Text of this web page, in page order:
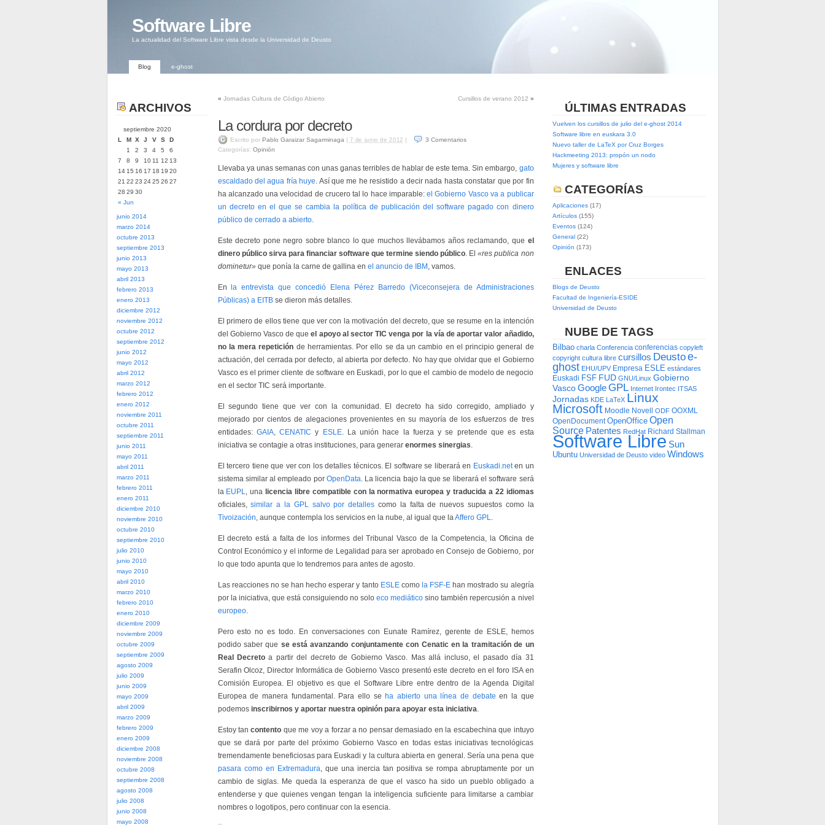
Software Libre
La actualidad del Software Libre vista desde la Universidad de Deusto
Blog e-ghost
ARCHIVOS
septiembre 2020
L
M X J V S D
« Jun
1 2 3 4 5
6
7
8 9 10 11 12 13
14 15 16 17 18 19 20
21 22 23 24 25 26 27
28 29 30
junio 2014
marzo 2014
octubre 2013
septiembre 2013
junio 2013
mayo 2013
abril 2013
febrero 2013
enero 2013
diciembre 2012
noviembre 2012
octubre 2012
septiembre 2012
junio 2012
mayo 2012
abril 2012
marzo 2012
febrero 2012
enero 2012
noviembre 2011
octubre 2011
septiembre 2011
junio 2011
mayo 2011
abril 2011
marzo 2011
febrero 2011
enero 2011
diciembre 2010
noviembre 2010
octubre 2010
septiembre 2010
julio 2010
junio 2010
mayo 2010
abril 2010
marzo 2010
febrero 2010
enero 2010
diciembre 2009
noviembre 2009
octubre 2009
septiembre 2009
agosto 2009
julio 2009
junio 2009
mayo 2009
abril 2009
marzo 2009
febrero 2009
enero 2009
diciembre 2008
noviembre 2008
octubre 2008
septiembre 2008
agosto 2008
julio 2008
junio 2008
mayo 2008
« Jornadas Cultura de Código Abierto Cursillos de verano 2012 »
La cordura por decreto
Escrito por Pablo Garaizar Sagarminaga | 7 de junio de 2012 | 3 Comentarios
Categorías: Opinión
Llevaba ya unas semanas con unas ganas terribles de hablar de este tema. Sin embargo, gato
escaldado del agua fría huye. Así que me he resistido a decir nada hasta constatar que por fin
ha alcanzado una velocidad de crucero tal lo hace imparable:el Gobierno Vasco va a publicar
un decreto en el que se cambia la política de publicación del software pagado con dinero
público de cerrado a abierto.
Este decreto pone negro sobre blanco lo que muchos llevábamos años reclamando, que el
dinero público sirva para financiar software que termine siendo público. El«res publica non
dominetur» que ponía la carne de gallina en el anuncio de IBM , vamos.
En
la entrevista que concedió Elena Pérez Barredo (Viceconsejera de Administraciones
Públicas) a EITBse dieron más detalles.
El primero de ellos tiene que ver con la motivación del decreto, que se resume en la intención
del Gobierno Vasco de queel apoyo al sector TIC venga por la vía de aportar valor añadido,
no la mera repetición de herramientas. Por ello se da un cambio en el principio general de
actuación, del cerrada por defecto, al abierta por defecto. No hay que olvidar que el Gobierno
Vasco es el primer cliente de software en Euskadi, por lo que el cambio de modelo de negocio
en el sector TIC será importante.
El segundo tiene que ver con la comunidad. El decreto ha sido corregido, ampliado y
mejorado por cientos de alegaciones provenientes en su mayoría de los esfuerzos de tres
entidades: GAIA,CENATIC y ESLE. La unión hace la fuerza y se pretende que es esta
iniciativa se contagie a otras instituciones, para generar enormes sinergias.
El tercero tiene que ver con los detalles técnicos. El software se liberará en Euskadi.neten un
sistema similar al empleado por OpenData. La licencia bajo la que se liberará el software será
la EUPL, una licencia libre compatible con la normativa europea y traducida a 22 idiomas
oficiales,similar a la GPL salvo por detalles como la falta de nuevos supuestos como la
Tivoización, aunque contempla los servicios en la nube, al igual que laAffero GPL.
El decreto está a falta de los informes del Tribunal Vasco de la Competencia, la Oficina de
Control Económico y el informe de Legalidad para ser aprobado en Consejo de Gobierno, por
lo que todo apunta que lo tendremos para antes de agosto.
Las reacciones no se han hecho esperar y tanto ESLEcomo la FSF-E han mostrado su alegría
por la iniciativa, que está consiguiendo no soloeco mediático sino también repercusión a nivel
europeo.
Pero esto no es todo. En conversaciones con Eunate Ramírez, gerente de ESLE, hemos
podido saber que se está avanzando conjuntamente con Cenatic en la tramitación de un
Real Decretoa partir del decreto de Gobierno Vasco. Mas allá incluso, el pasado día 31
Serafin Olcoz, Director Informática de Gobierno Vasco presentó este decreto en el foro ISA en
Comisión Europea. El objetivo es que el Software Libre entre dentro de la Agenda Digital
Europea de manera fundamental. Para ello se ha abierto una línea de debate en la que
podemos inscribirnos y aportar nuestra opinión para apoyar esta iniciativa.
Estoy tancontento que me voy a forzar a no pensar demasiado en la escabechina que intuyo
que se dará por parte del próximo Gobierno Vasco en todas estas iniciativas tecnológicas
tremendamente beneficiosas para Euskadi y la cultura abierta en general. Sería una pena que
pasara como en Extremadura, que una inercia tan positiva se rompa abruptamente por un
cambio de siglas. Me queda la esperanza de que el vasco ha sido un pueblo obligado a
entenderse y que quienes vengan tengan la inteligencia suficiente para limitarse a cambiar
nombres o logotipos, pero continuar con la esencia.
ÚLTIMAS ENTRADAS
Vuelven los cursillos de julio del e-ghost 2014
Software libre en euskara 3.0
Nuevo taller de LaTeX por Cruz Borges
Hackmeeting 2013: propón un nodo
Mujeres y software libre
CATEGORÍAS
Aplicaciones(17)
Artículos(155)
Eventos(124)
General(22)
Opinión (173)
ENLACES
Blogs de Deusto
Facultad de Ingeniería-ESIDE
Universidad de Deusto
NUBE DE TAGS
Bilbao charla Conferencia conferencias copyleft
copyright cultura libre cursillos Deustoe-
ghost EHU/UPV Empresa ESLE estándares
Euskadi FSF FUD GNU/Linux Gobierno
Vasco Google GPL Internet Irontec ITSAS
Jornadas KDE LaTeX Linux
Microsoft Moodle Novell ODF OOXML
OpenDocument OpenOffice Open
Source Patentes RedHat Richard Stallman
Software Libre Sun
Ubuntu Universidad de Deusto video Windows